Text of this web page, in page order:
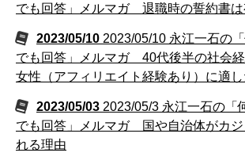
でも回答」メルマガ 退職時の誓約書は
2023/05/10 2023/05/10 永江一石の
でも回答」メルマガ 40代後半の社会
女性（アフィリエイト経験あり）に適
2023/05/03 2023/05/3 永江一石の「
でも回答」メルマガ 国や自治体がカジ
れる理由